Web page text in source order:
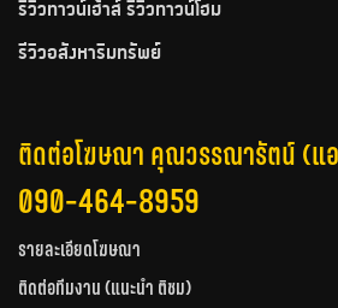
รีวิวทาวน์เฮ้าส์ รีวิวทาวน์โฮม
รีวิวอสังหาริมทรัพย์
ติดต่อโฆษณา คุณวรรณารัตน์ (แ
090-464-8959
รายละเอียดโฆษณา
ติดต่อทีมงาน (แนะนำ ติชม)